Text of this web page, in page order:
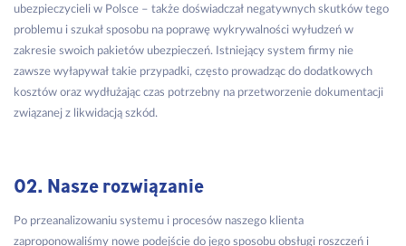
ubezpieczycieli w Polsce – także doświadczał negatywnych skutków tego
problemu i szukał sposobu na poprawę wykrywalności wyłudzeń w
zakresie swoich pakietów ubezpieczeń. Istniejący system firmy nie
zawsze wyłapywał takie przypadki, często prowadząc do dodatkowych
kosztów oraz wydłużając czas potrzebny na przetworzenie dokumentacji
związanej z likwidacją szkód.
02. Nasze rozwiązanie
Po przeanalizowaniu systemu i procesów naszego klienta
zaproponowaliśmy nowe podejście do jego sposobu obsługi roszczeń i